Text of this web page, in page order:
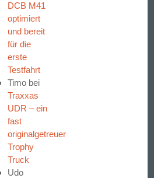
DCB M41
optimiert
und bereit
für die
erste
Testfahrt
Timo bei
Traxxas
UDR – ein
fast
originalgetreuer
Trophy
Truck
Udo